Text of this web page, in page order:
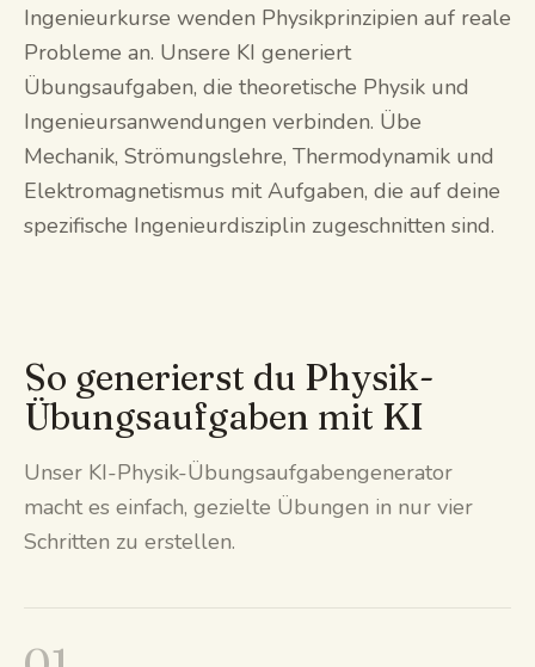
Ingenieurkurse wenden Physikprinzipien auf reale
Probleme an. Unsere KI generiert
Übungsaufgaben, die theoretische Physik und
Ingenieursanwendungen verbinden. Übe
Mechanik, Strömungslehre, Thermodynamik und
Elektromagnetismus mit Aufgaben, die auf deine
spezifische Ingenieurdisziplin zugeschnitten sind.
So generierst du Physik-
Übungsaufgaben mit KI
Unser KI-Physik-Übungsaufgabengenerator
macht es einfach, gezielte Übungen in nur vier
Schritten zu erstellen.